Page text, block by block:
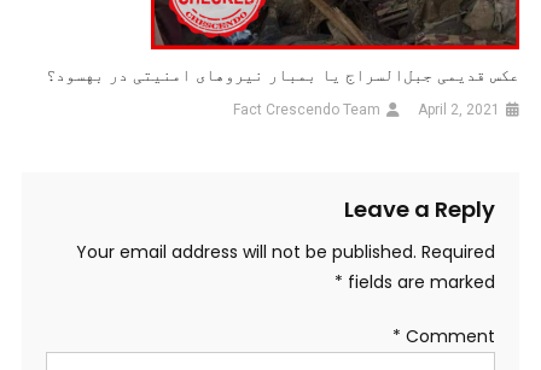
عکس قدیمی جبل‌السراج یا بمبار نیروهای امنیتی در بهسود؟
April 2, 2021
Fact Crescendo Team
Leave a Reply
Your email address will not be published. Required
fields are marked
*
Comment
*